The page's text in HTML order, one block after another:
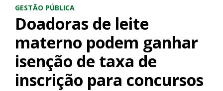
GESTÃO PÚBLICA
Doadoras de leite
materno podem ganhar
isenção de taxa de
inscrição para concursos